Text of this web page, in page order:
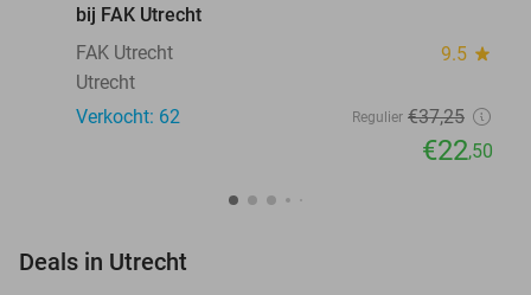
bij FAK Utrecht
FAK Utrecht
9.5 star
Utrecht
Verkocht: 62
Regulier €37,25
€22,50
Deals in Utrecht